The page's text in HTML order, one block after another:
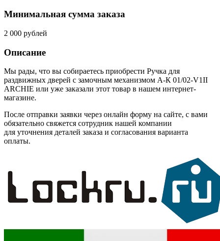
Минимальная сумма заказа
2 000 рублей
Описание
Мы рады, что вы собираетесь приобрести Ручка для
раздвижных дверей с замочным механизмом А-К 01/02-V1II
ARCHIE или уже заказали этот товар в нашем интернет-
магазине.
После отправки заявки через онлайн форму на сайте, с вами
обязательно свяжется сотрудник нашей компании
для уточнения деталей заказа и согласования варианта
оплаты.